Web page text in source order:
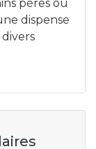
pères ou
dispense